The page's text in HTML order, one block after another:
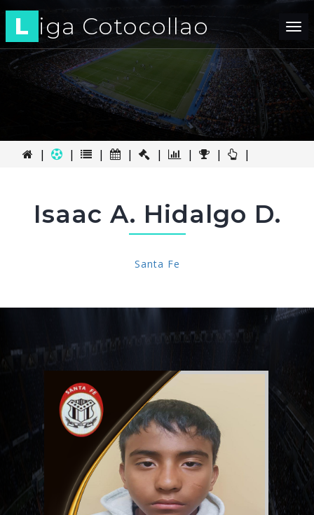
L iga Cotocollao
| | | | | | | |
Isaac A. Hidalgo D.
Santa Fe